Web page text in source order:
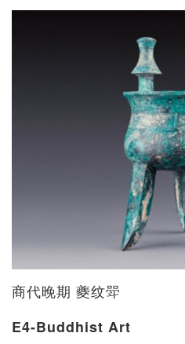
商代晚期 夔纹斝
E4-Buddhist Art